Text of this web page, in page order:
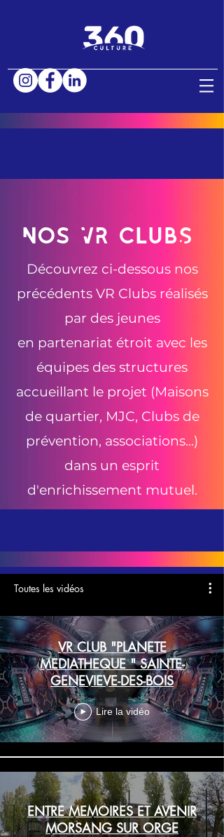
Nos VR ClubS
Découvrez ci-dessous nos
précédents VR Clubs réalisés
par des jeunes
en partenariat étroit avec les
équipes des structures
accueillant le projet (Maisons
de quartier, MJC, Clubs de
prévention, associations...)
dans un esprit
d'enrichissement mutuel.
Toutes les vidéos
VR CLUB "PLANETE
MEDIATHEQUE " SAINTE-
GENEVIEVE-DES-BOIS
Lire la vidéo
ENTRE MEMOIRES ET AVENIR
MORSANG SUR ORGE